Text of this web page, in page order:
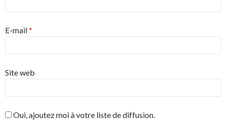
E-mail*
Site web
Oui, ajoutez moi à votre liste de diffusion.